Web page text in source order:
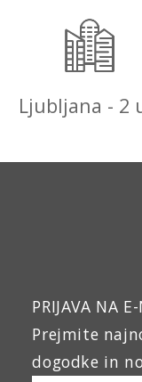
Ljubljana - 2
PRIJAVA NA
Prejmite
dogodke in